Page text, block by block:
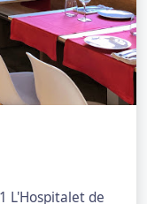
L'Hospitalet de